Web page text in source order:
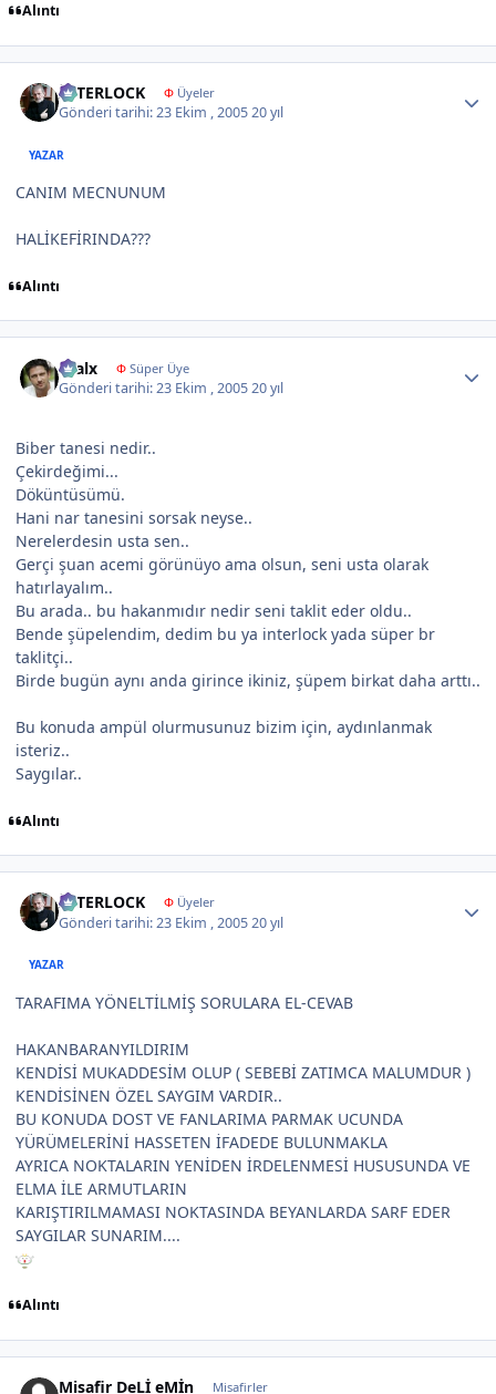
Alıntı
İNTERLOCK ΦÜyeler
Gönderi tarihi:23 Ekim , 200520 yıl
YAZAR
CANIM MECNUNUM
HALİKEFİRINDA???
Alıntı
kralx ΦSüper Üye
Gönderi tarihi:23 Ekim , 200520 yıl
Biber tanesi nedir..
Çekirdeğimi...
Döküntüsümü.
Hani nar tanesini sorsak neyse..
Nerelerdesin usta sen..
Gerçi şuan acemi görünüyo ama olsun, seni usta olarak
hatırlayalım..
Bu arada.. bu hakanmıdır nedir seni taklit eder oldu..
Bende şüpelendim, dedim bu ya interlock yada süper br
taklitçi..
Birde bugün aynı anda girince ikiniz, şüpem birkat daha arttı..
Bu konuda ampül olurmusunuz bizim için, aydınlanmak
isteriz..
Saygılar..
Alıntı
İNTERLOCK ΦÜyeler
Gönderi tarihi:23 Ekim , 200520 yıl
YAZAR
TARAFIMA YÖNELTİLMİŞ SORULARA EL-CEVAB
HAKANBARANYILDIRIM
KENDİSİ MUKADDESİM OLUP ( SEBEBİ ZATIMCA MALUMDUR )
KENDİSİNEN ÖZEL SAYGIM VARDIR..
BU KONUDA DOST VE FANLARIMA PARMAK UCUNDA
YÜRÜMELERİNİ HASSETEN İFADEDE BULUNMAKLA
AYRICA NOKTALARIN YENİDEN İRDELENMESİ HUSUSUNDA VE
ELMA İLE ARMUTLARIN
KARIŞTIRILMAMASI NOKTASINDA BEYANLARDA SARF EDER
SAYGILAR SUNARIM....
Alıntı
Misafir DeLİ eMİn Misafirler